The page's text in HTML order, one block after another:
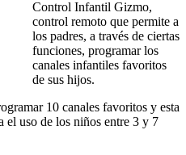
Control Infantil Gizmo,
control remoto que permite a
los padres, a través de ciertas
funciones, programar los
canales infantiles favoritos
de sus hijos.
10 canales favoritos y esta
el uso de los niños entre 3 y 7